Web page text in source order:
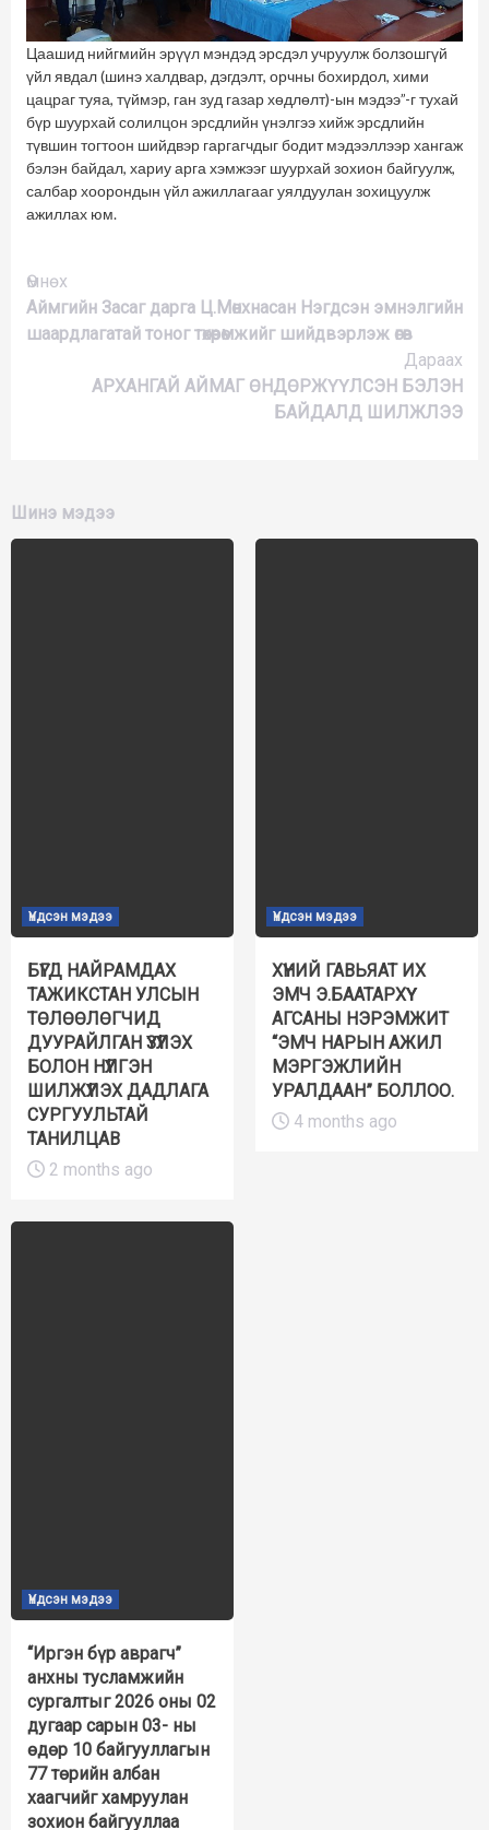
Цаашид нийгмийн эрүүл мэндэд эрсдэл учруулж болзошгүй
үйл явдал (шинэ халдвар, дэгдэлт, орчны бохирдол, хими
цацраг туяа, түймэр, ган зуд газар хөдлөлт)-ын мэдээ”-г тухай
бүр шуурхай солилцон эрсдлийн үнэлгээ хийж эрсдлийн
түвшин тогтоон шийдвэр гаргагчдыг бодит мэдээллээр хангаж
бэлэн байдал, хариу арга хэмжээг шуурхай зохион байгуулж,
салбар хоорондын үйл ажиллагааг уялдуулан зохицуулж
ажиллах юм.
Үргэлжлүүлэх
Өмнөх
Аймгийн Засаг дарга Ц.Мөнхнасан Нэгдсэн эмнэлгийн
шаардлагатай тоног төхөөрөмжийг шийдвэрлэж өгөв
Дараах
АРХАНГАЙ АЙМАГ ӨНДӨРЖҮҮЛСЭН БЭЛЭН
БАЙДАЛД ШИЛЖЛЭЭ
Шинэ мэдээ
Үндсэн мэдээ
БҮГД НАЙРАМДАХ
ТАЖИКСТАН УЛСЫН
ТӨЛӨӨЛӨГЧИД
ДУУРАЙЛГАН ҮЗҮҮЛЭХ
БОЛОН НҮҮЛГЭН
ШИЛЖҮҮЛЭХ ДАДЛАГА
СУРГУУЛЬТАЙ
ТАНИЛЦАВ
2 months ago
Үндсэн мэдээ
ХҮНИЙ ГАВЬЯАТ ИХ
ЭМЧ Э.БААТАРХҮҮ
АГСАНЫ НЭРЭМЖИТ
“ЭМЧ НАРЫН АЖИЛ
МЭРГЭЖЛИЙН
УРАЛДААН” БОЛЛОО.
4 months ago
Үндсэн мэдээ
“Иргэн бүр аврагч”
анхны тусламжийн
сургалтыг 2026 оны 02
дугаар сарын 03- ны
өдөр 10 байгууллагын
77 төрийн албан
хаагчийг хамруулан
зохион байгууллаа